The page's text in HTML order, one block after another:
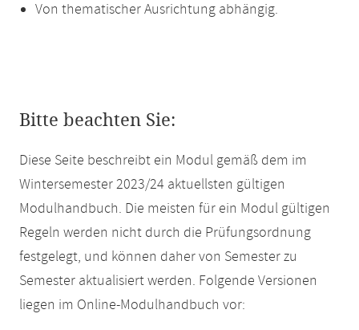
Von thematischer Ausrichtung abhängig.
Bitte beachten Sie:
Diese Seite beschreibt ein Modul gemäß dem im
Wintersemester 2023/24 aktuellsten gültigen
Modulhandbuch. Die meisten für ein Modul gültigen
Regeln werden nicht durch die Prüfungsordnung
festgelegt, und können daher von Semester zu
Semester aktualisiert werden. Folgende Versionen
liegen im Online-Modulhandbuch vor: